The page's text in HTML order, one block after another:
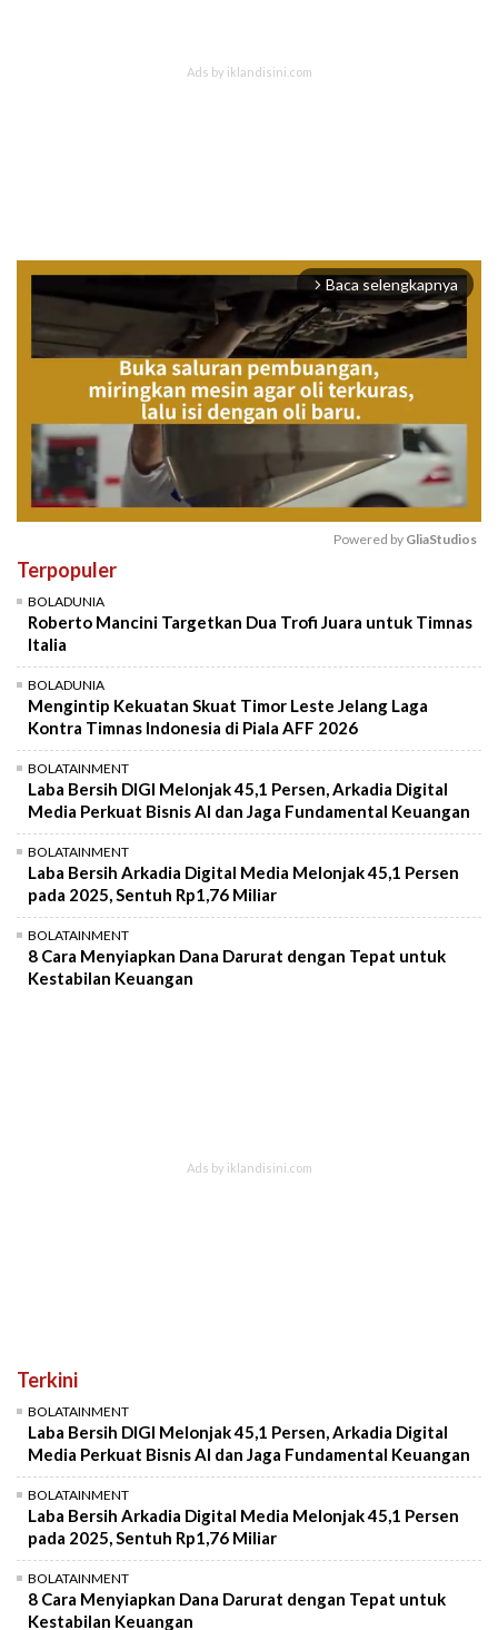
arrow_forward_ios Baca selengkapnya
Powered by GliaStudios
Terpopuler
BOLADUNIA
Roberto Mancini Targetkan Dua Trofi Juara untuk Timnas
Italia
BOLADUNIA
Mengintip Kekuatan Skuat Timor Leste Jelang Laga
Kontra Timnas Indonesia di Piala AFF 2026
BOLATAINMENT
Laba Bersih DIGI Melonjak 45,1 Persen, Arkadia Digital
Media Perkuat Bisnis AI dan Jaga Fundamental Keuangan
BOLATAINMENT
Laba Bersih Arkadia Digital Media Melonjak 45,1 Persen
pada 2025, Sentuh Rp1,76 Miliar
BOLATAINMENT
8 Cara Menyiapkan Dana Darurat dengan Tepat untuk
Kestabilan Keuangan
Terkini
BOLATAINMENT
Laba Bersih DIGI Melonjak 45,1 Persen, Arkadia Digital
Media Perkuat Bisnis AI dan Jaga Fundamental Keuangan
BOLATAINMENT
Laba Bersih Arkadia Digital Media Melonjak 45,1 Persen
pada 2025, Sentuh Rp1,76 Miliar
BOLATAINMENT
8 Cara Menyiapkan Dana Darurat dengan Tepat untuk
Kestabilan Keuangan